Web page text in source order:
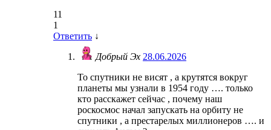
11
1
Ответить ↓
Добрый Эх 28.06.2026
То спутники не висят , а крутятся вокруг
планеты мы узнали в 1954 году …. только
кто расскажет сейчас , почему наш
роскосмос начал запускать на орбиту не
спутники , а престарелых миллионеров …. и